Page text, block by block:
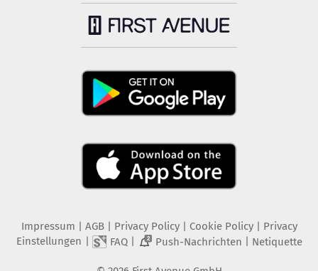
Impressum | AGB | Privacy Policy| Cookie Policy| Privacy
Einstellungen | FAQ| 2 Push-Nachrichten | Netiquette